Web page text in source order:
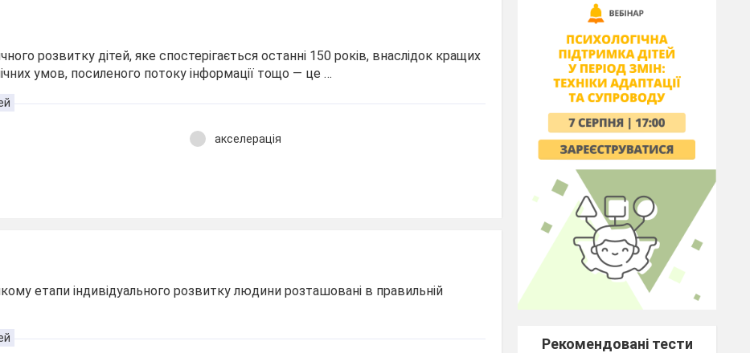
розвитку дітей, яке спостерігається останні 150 років, внаслідок кращих
умов, посиленого потоку інформації тощо ― це …
акселерація
етапи індивідуального розвитку людини розташовані в правильній
Рекомендовані тести